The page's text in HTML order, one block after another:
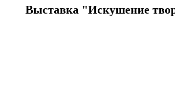
Выставка "Искушение